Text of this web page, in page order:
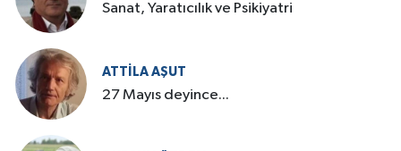
Sanat, Yaratıcılık ve Psikiyatri
ATTILA AŞUT
27 Mayıs deyince...